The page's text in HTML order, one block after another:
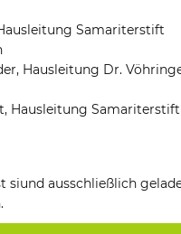
Samariterstift
Hausleitung Dr.
Hausleitung Samariterstift
siund ausschließlich